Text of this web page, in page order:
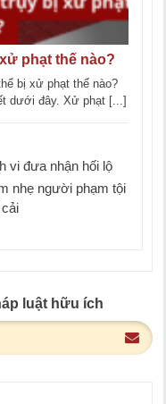
phạt thế nào?
bị xử phạt thế nào?
dưới đây. Xử phạt [...]
vi đưa nhận hối lộ
nhẹ người phạm tội
luật hữu ích